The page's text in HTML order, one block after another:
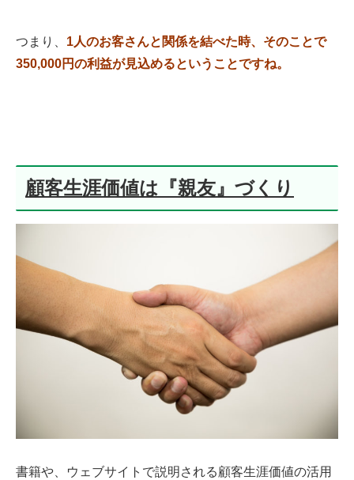
つまり、 1人のお客さんと関係を結べた時、そのことで
350,000円の利益が見込めるということですね。
顧客生涯価値は『親友』づくり
書籍や、ウェブサイトで説明される顧客生涯価値の活用